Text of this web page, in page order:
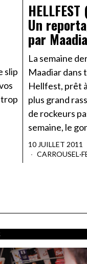
slip
Un
par
La semaine
Maadiar dans
Hellfest, prêt
plus grand
de rockeurs
semaine, le
10 JUILLET 2011
CARROUSEL·